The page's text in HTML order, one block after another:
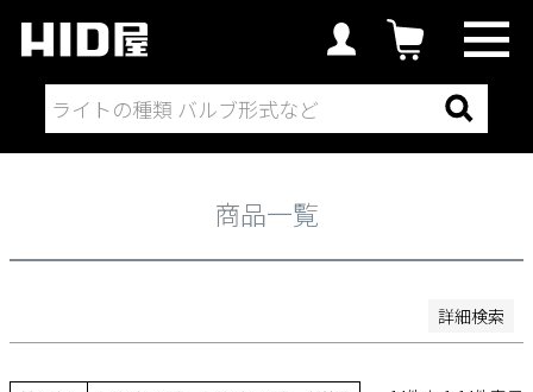
商品一覧
詳細検索
並び順
登録順
価格が安い順
キーワードヒット順
検索